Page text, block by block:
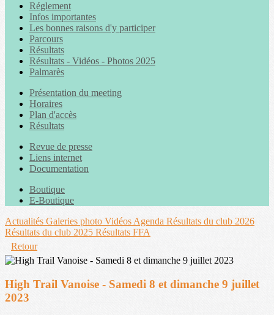
Réglement
Infos importantes
Les bonnes raisons d'y participer
Parcours
Résultats
Résultats - Vidéos - Photos 2025
Palmarès
Présentation du meeting
Horaires
Plan d'accès
Résultats
Revue de presse
Liens internet
Documentation
Boutique
E-Boutique
Actualités Galeries photo Vidéos Agenda Résultats du club 2026
Résultats du club 2025 Résultats FFA
Retour
High Trail Vanoise - Samedi 8 et dimanche 9 juillet
2023